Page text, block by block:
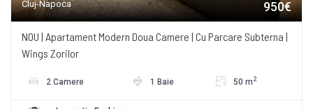
Cluj-Napoca 950€
NOU | Apartament Modern Doua Camere | Cu Parcare Subterna |
Wings Zorilor
2 Camere 1 Baie 50 m 2